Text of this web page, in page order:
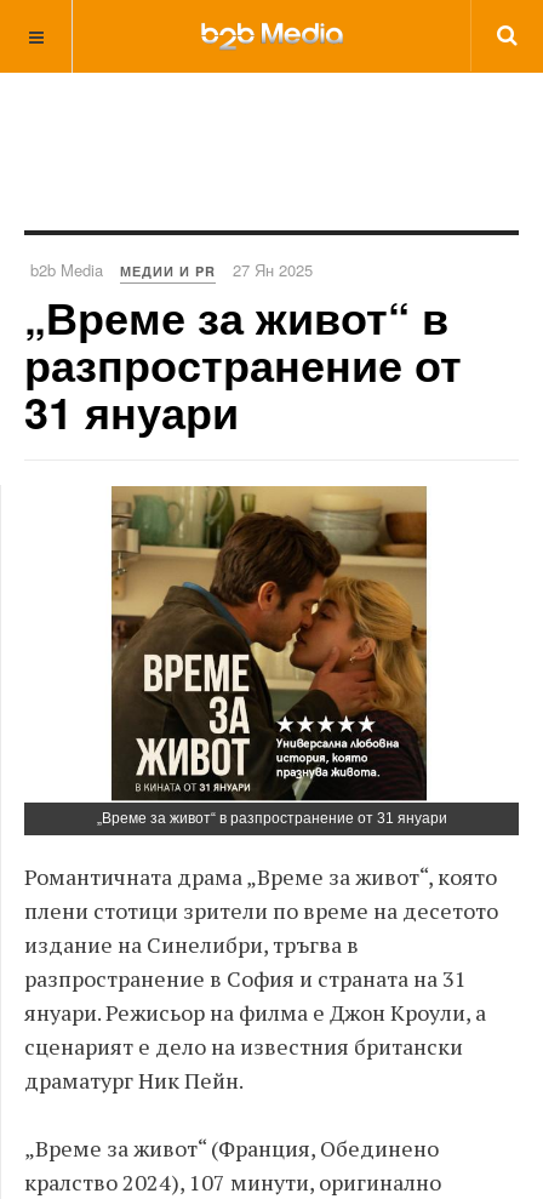
b2b Media МЕДИИ И PR 27 Ян 2025
„Време за живот“ в
разпространение от
31 януари
„Време за живот“ в разпространение от 31 януари
Романтичната драма „Време за живот“, която
плени стотици зрители по време на десетото
издание на Синелибри, тръгва в
разпространение в София и страната на 31
януари. Режисьор на филма е Джон Кроули, а
сценарият е дело на известния британски
драматург Ник Пейн.
„Време за живот“ (Франция, Обединено
кралство 2024), 107 минути, оригинално